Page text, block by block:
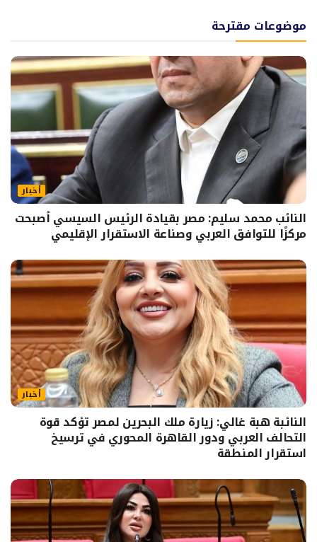
موضوعات مقترحة
أخبار
النائب محمد سليم: مصر بقيادة الرئيس السيسي أصبحت
مركزًا للتوافق العربي وصناعة الاستقرار الإقليمي
أخبار
النائبة هبة غالي: زيارة ملك البحرين لمصر تؤكد قوة
التحالف العربي ودور القاهرة المحوري في ترسيخ
استقرار المنطقة